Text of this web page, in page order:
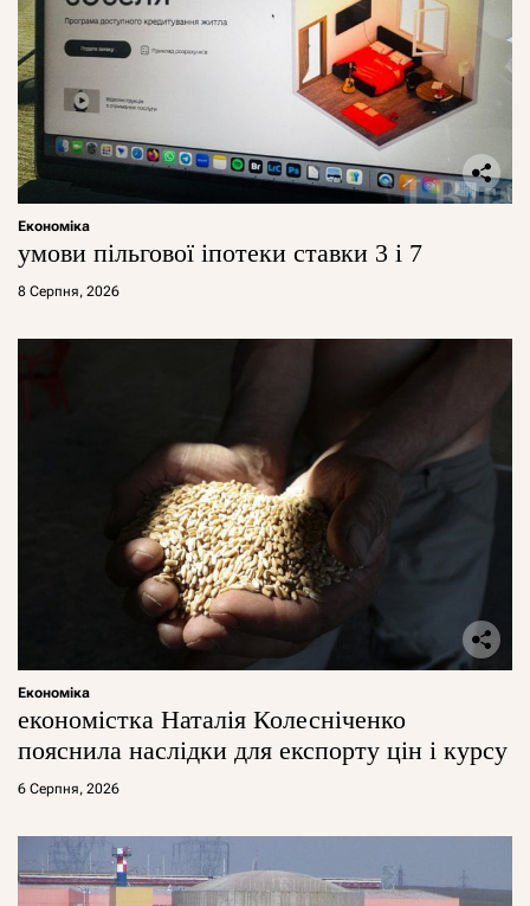
Економіка
умови пільгової іпотеки ставки 3 і 7
8 Серпня, 2026
Економіка
економістка Наталія Колесніченко
пояснила наслідки для експорту цін і курсу
6 Серпня, 2026